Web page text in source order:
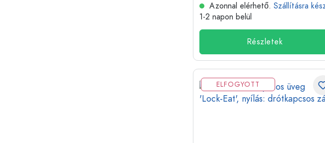
Azonnal elérhető. Szállításra
1-2 napon belül
Részletek
ELFOGYOTT